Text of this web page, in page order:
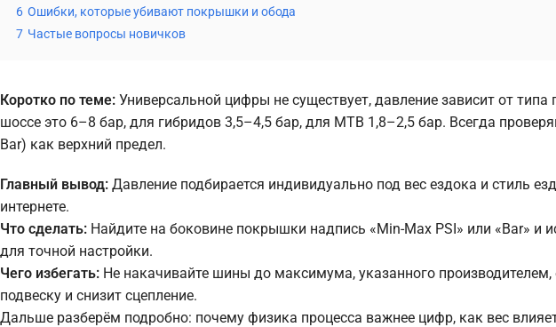
6 Ошибки, которые убивают покрышки и обода
7 Частые вопросы новичков
Коротко по теме: Универсальной цифры не существует, давление зависит от
шоссе это 6–8 бар, для гибридов 3,5–4,5 бар, для MTB 1,8–2,5 бар. Всегда
Bar) как верхний предел.
Главный вывод: Давление подбирается индивидуально под вес ездока и стиль
интернете.
Что сделать: Найдите на боковине покрышки надпись «Min-Max PSI» или «Bar» и
для точной настройки.
Чего избегать: Не накачивайте шины до максимума, указанного
подвеску и снизит сцепление.
Дальше разберём подробно: почему физика процесса важнее цифр, как вес